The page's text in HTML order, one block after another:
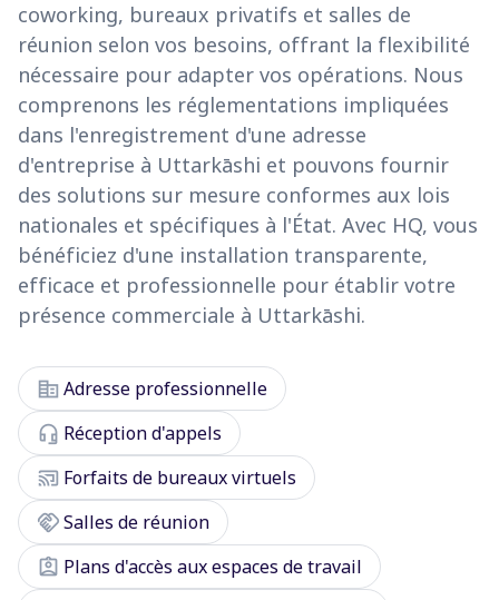
coworking, bureaux privatifs et salles de
réunion selon vos besoins, offrant la flexibilité
nécessaire pour adapter vos opérations. Nous
comprenons les réglementations impliquées
dans l'enregistrement d'une adresse
d'entreprise à Uttarkāshi et pouvons fournir
des solutions sur mesure conformes aux lois
nationales et spécifiques à l'État. Avec HQ, vous
bénéficiez d'une installation transparente,
efficace et professionnelle pour établir votre
présence commerciale à Uttarkāshi.
corporate_fareAdresse professionnelle
headset_mic Réception d'appels
cast_connected Forfaits de bureaux virtuels
handshakeSalles de réunion
assignment_ind Plans d'accès aux espaces de travail